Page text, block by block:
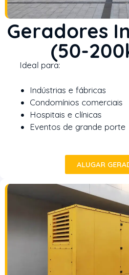
Geradores
(50-
Ideal para:
Indústrias e fábricas
Condomínios comerciais
Hospitais e clínicas
Eventos de grande porte
ALUGAR